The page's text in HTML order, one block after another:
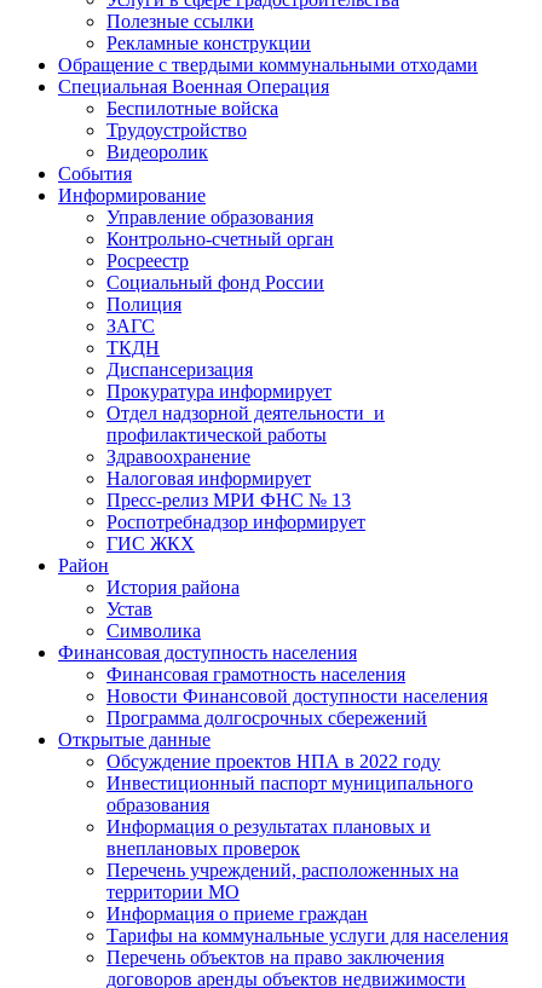
Полезные ссылки
Рекламные конструкции
Обращение с твердыми коммунальными отходами
Специальная Военная Операция
Беспилотные войска
Трудоустройство
Видеоролик
События
Информирование
Управление образования
Контрольно-счетный орган
Росреестр
Социальный фонд России
Полиция
ЗАГС
ТКДН
Диспансеризация
Прокуратура информирует
Отдел надзорной деятельности и
профилактической работы
Здравоохранение
Налоговая информирует
Пресс-релиз МРИ ФНС № 13
Роспотребнадзор информирует
ГИС ЖКХ
Район
История района
Устав
Символика
Финансовая доступность населения
Финансовая грамотность населения
Новости Финансовой доступности населения
Программа долгосрочных сбережений
Открытые данные
Обсуждение проектов НПА в 2022 году
Инвестиционный паспорт муниципального
образования
Информация о результатах плановых и
внеплановых проверок
Перечень учреждений, расположенных на
территории МО
Информация о приеме граждан
Тарифы на коммунальные услуги для населения
Перечень объектов на право заключения
договоров аренды объектов недвижимости